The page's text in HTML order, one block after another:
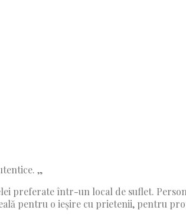
„
preferate într-un local de suflet.
pentru o ieșire cu prietenii, pentru